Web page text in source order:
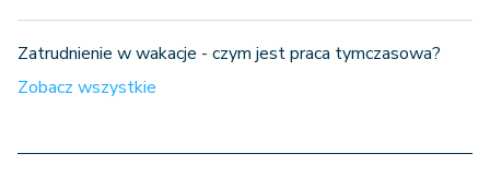
Zatrudnienie w wakacje - czym jest praca tymczasowa?
Zobacz wszystkie